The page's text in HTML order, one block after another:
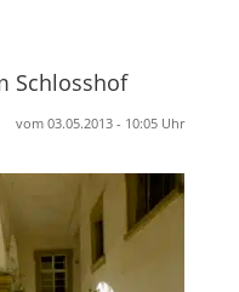
Schlosshof
vom 03.05.2013 - 10:05 Uhr